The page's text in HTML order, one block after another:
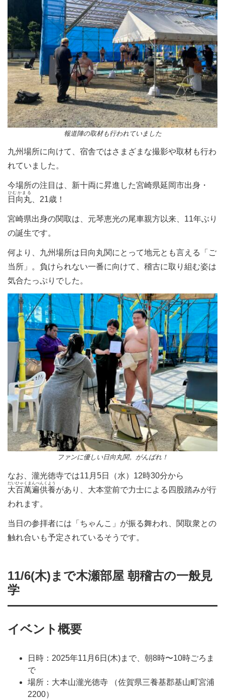
報道陣の取材も行われていました
九州場所に向けて、宿舎ではさまざまな撮影や取材も行わ
れていました。
今場所の注目は、新十両に昇進した宮崎県延岡市出身・
日向丸
ひむかまる
、21歳！
宮崎県出身の関取は、元琴恵光の尾車親方以来、11年ぶり
の誕生です。
何より、九州場所は日向丸関にとって地元とも言える「ご
当所」。負けられない一番に向けて、稽古に取り組む姿は
気合たっぷりでした。
ファンに優しい日向丸関。がんばれ！
なお、 瀧光徳寺では11月5日（水）12時30分から
大百萬遍供養
だいひゃくまんべんくよう
があり、大本堂前で力士による四股踏みが行
われます。
当日の参拝者には「ちゃんこ」が振る舞われ、関取衆との
触れ合いも予定されているそうです。
11/6(木)まで木瀬部屋 朝稽古の一般見
学
イベント概要
日時：2025年11月6日(木)まで、朝8時〜10時ごろま
で
場所：大本山瀧光徳寺 （佐賀県三養基郡基山町宮浦
2200）